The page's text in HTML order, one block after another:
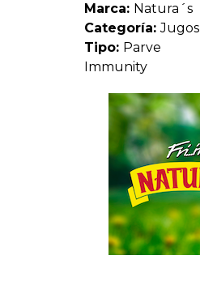
Marca: Natura´s
Categoría:Jugos
Tipo: Parve
Immunity